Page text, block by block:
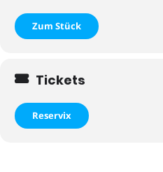
Zum Stück
Tickets
Reservix